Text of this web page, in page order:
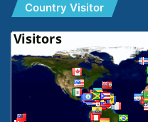
Country Visitor